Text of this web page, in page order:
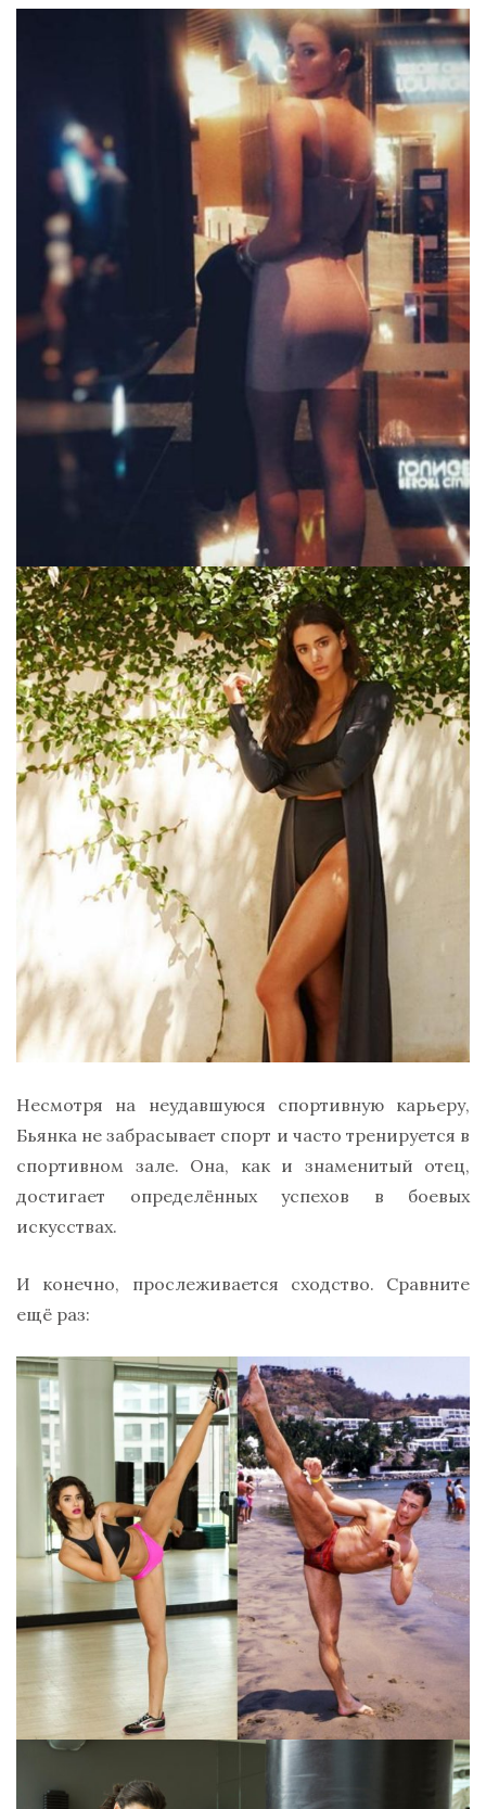
Несмотря на неудавшуюся спортивную карьеру,
Бьянка не забрасывает спорт и часто тренируется в
спортивном зале. Она, как и знаменитый отец,
достигает определённых успехов в боевых
искусствах.
И конечно, прослеживается сходство. Сравните
ещё раз: